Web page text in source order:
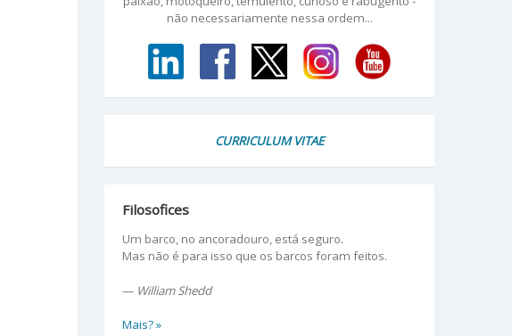
não necessariamente nessa ordem...
CURRICULUM VITAE
Filosofices
Um barco, no ancoradouro, está seguro.
Mas não é para isso que os barcos foram feitos.
— William Shedd
Mais? »